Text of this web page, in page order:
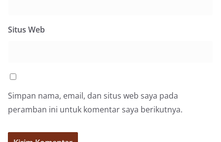
Situs Web
Simpan nama, email, dan situs web saya pada
peramban ini untuk komentar saya berikutnya.